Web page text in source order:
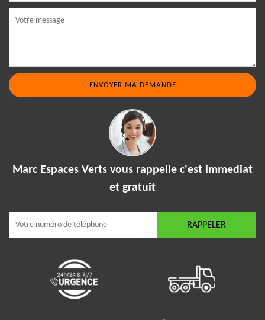
Marc Espaces Verts vous rappelle c'est immediat
et gratuit